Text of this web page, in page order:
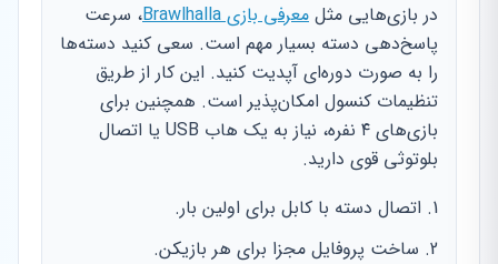
در بازی‌هایی مثل معرفی بازی Brawlhalla
، سرعت
پاسخ‌دهی دسته بسیار مهم است. سعی کنید دسته‌ها
را به صورت دوره‌ای آپدیت کنید. این کار از طریق
تنظیمات کنسول امکان‌پذیر است. همچنین برای
بازی‌های ۴ نفره، نیاز به یک هاب USB یا اتصال
بلوتوثی قوی دارید.
اتصال دسته با کابل برای اولین بار.
ساخت پروفایل مجزا برای هر بازیکن.